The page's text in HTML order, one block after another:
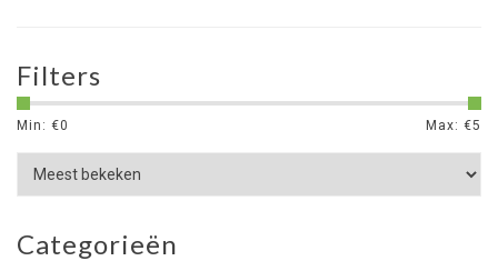
Filters
Min: €0 Max: €5
Categorieën